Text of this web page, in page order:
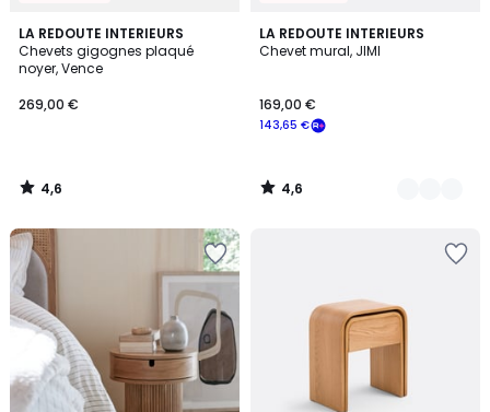
LA REDOUTE INTERIEURS
Chevets gigognes plaqué
noyer, Vence
269,00 €
4,6
/ 5
4,6
/
LA REDOUTE INTERIEURS
Chevet mural, JIMI
143,65 €
169,00 €
4,6
/ 5
3
Couleurs
4,6
/